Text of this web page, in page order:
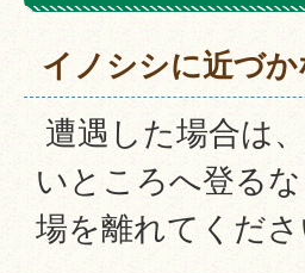
イノシシに近づか
遭遇した場合は
いところへ登る
場を離れてくださ